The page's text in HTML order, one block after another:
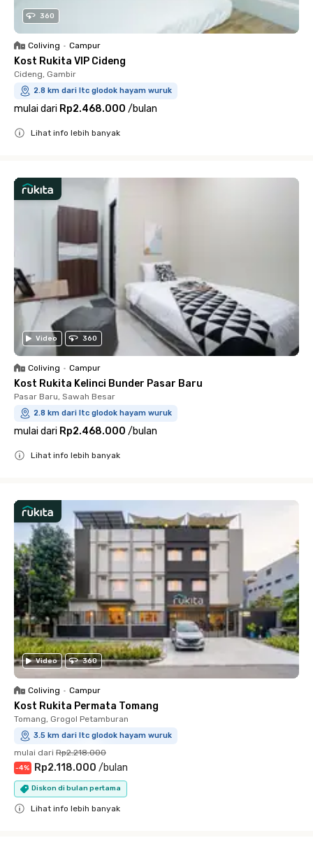
360
Coliving • Campur
Kost Rukita VIP Cideng
Cideng, Gambir
2.8 km dari ltc glodok hayam wuruk
mulai dari Rp2.468.000 /bulan
Lihat info lebih banyak
Video 360
Coliving • Campur
Kost Rukita Kelinci Bunder Pasar Baru
Pasar Baru, Sawah Besar
2.8 km dari ltc glodok hayam wuruk
mulai dari Rp2.468.000 /bulan
Lihat info lebih banyak
Video 360
Coliving • Campur
Kost Rukita Permata Tomang
Tomang, Grogol Petamburan
3.5 km dari ltc glodok hayam wuruk
mulai dari Rp2.218.000
-4% Rp2.118.000 /bulan
Diskon di bulan pertama
Lihat info lebih banyak